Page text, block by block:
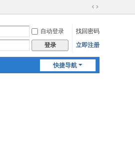
切
到
宽
自动登录
找回密码
登录 立即注册
快捷导航